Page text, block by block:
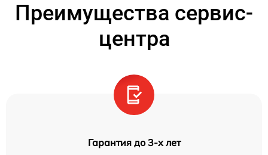
Преимущества сервис-
центра
Гарантия до 3-х лет